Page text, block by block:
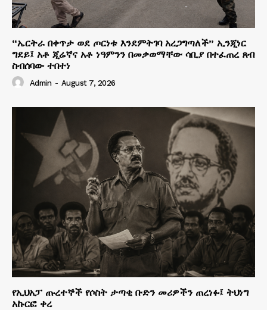
“ኤርትራ በቀጥታ ወደ ጦርነቱ እንደምትገባ አረጋግጣለች” ኢንጂነር
ግደይ፤ አቶ ጂሬኛና አቶ ነዓምንን በመቃወማቸው ሳቢያ በተፈጠረ ጸብ
ስብሰባው ተበተነ
Admin - August 7, 2026
የኢህአፓ ጡረተኞች የሶስት ታጣቂ ቡድን መሪዎችን ጠረነፉ፤ ትህነግ
አኩርፎ ቀረ